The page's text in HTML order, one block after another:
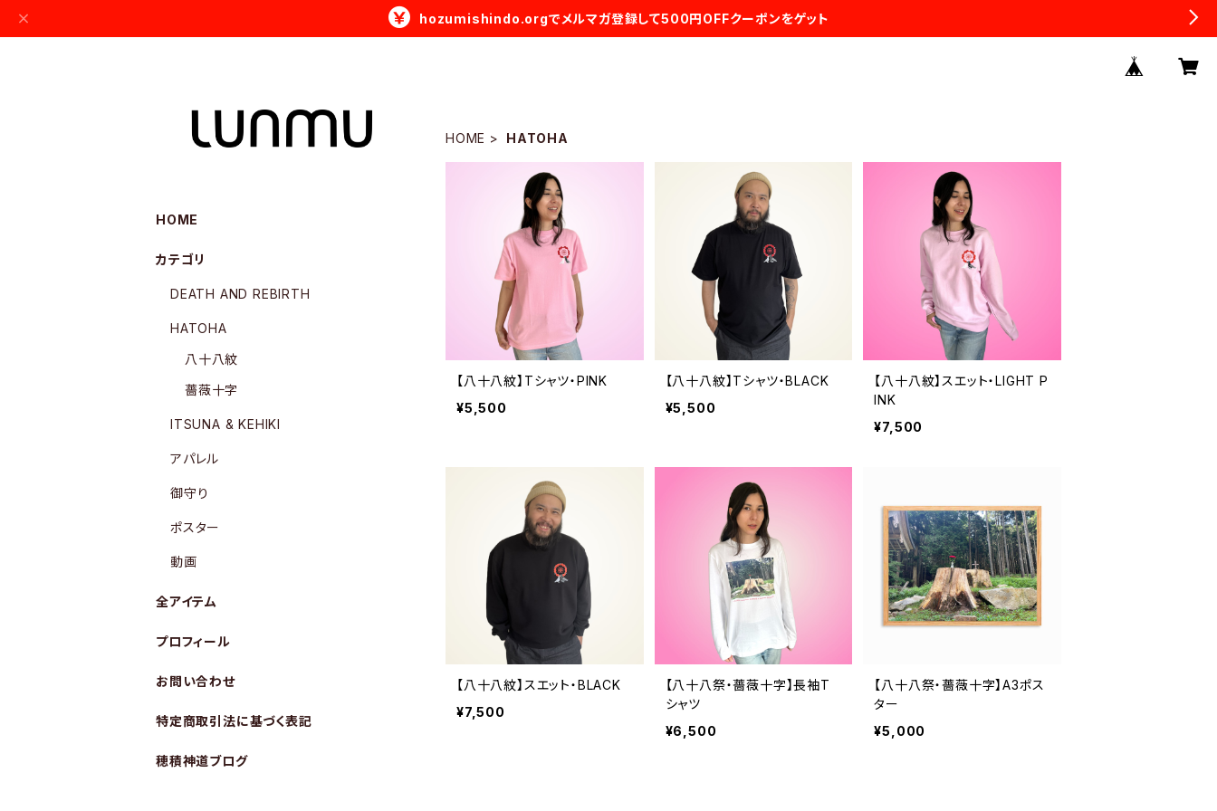
hozumishindo.orgでメルマガ登録して500円OFFクーポンをゲット
HOME HATOHA
【八十八紋】Tシャツ・PINK
¥5,500
【八十八紋】Tシャツ・BLACK
¥5,500
【八十八紋】スエット・LIGHT P
INK
¥7,500
【八十八紋】スエット・BLACK
¥7,500
【八十八祭・薔薇十字】長袖T
シャツ
¥6,500
【八十八祭・薔薇十字】A3ポス
ター
¥5,000
HOME
カテゴリ
DEATH AND REBIRTH
HATOHA
八十八紋
薔薇十字
ITSUNA & KEHIKI
アパレル
御守り
ポスター
動画
全アイテム
プロフィール
お問い合わせ
特定商取引法に基づく表記
穂積神道ブログ